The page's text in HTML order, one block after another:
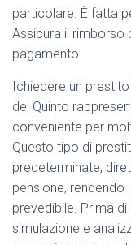
particolare. È fatta
Assicura il rimborso
pagamento.
Ichiedere un
del Quinto
conveniente per
Questo tipo di
predeterminate,
pensione, rendendo
prevedibile. Prima
simulazione e